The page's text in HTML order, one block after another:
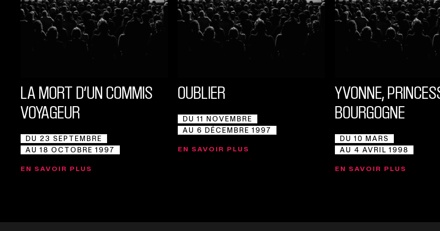
LA MORT D’UN COMMIS
VOYAGEUR
DU 23 SEPTEMBRE
AU 18 OCTOBRE 1997
EN SAVOIR PLUS
OUBLIER
DU 11 NOVEMBRE
AU 6 DÉCEMBRE 1997
EN SAVOIR PLUS
YVONNE,
BOURGOGNE
DU 10 MARS
AU 4 AVRIL 1998
EN SAVOIR PLUS